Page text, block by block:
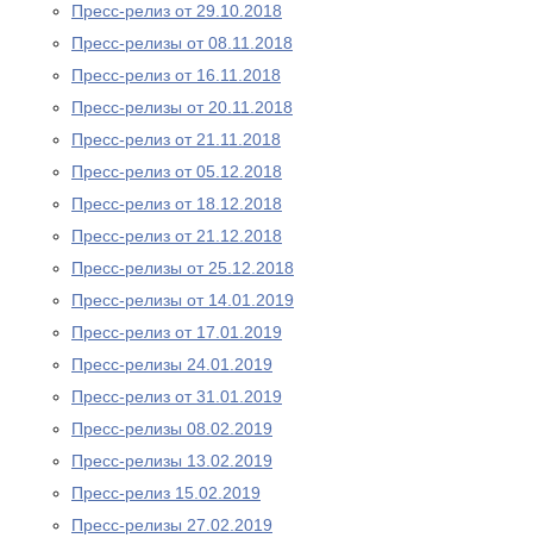
Пресс-релиз от 29.10.2018
Пресс-релизы от 08.11.2018
Пресс-релиз от 16.11.2018
Пресс-релизы от 20.11.2018
Пресс-релиз от 21.11.2018
Пресс-релиз от 05.12.2018
Пресс-релиз от 18.12.2018
Пресс-релиз от 21.12.2018
Пресс-релизы от 25.12.2018
Пресс-релизы от 14.01.2019
Пресс-релиз от 17.01.2019
Пресс-релизы 24.01.2019
Пресс-релиз от 31.01.2019
Пресс-релизы 08.02.2019
Пресс-релизы 13.02.2019
Пресс-релиз 15.02.2019
Пресс-релизы 27.02.2019